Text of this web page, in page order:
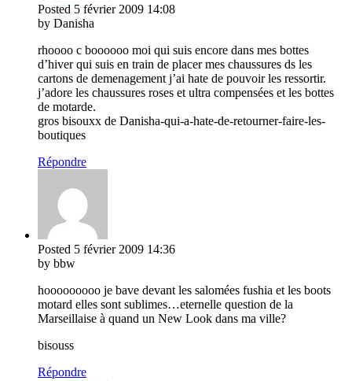
Posted 5 février 2009 14:08
by Danisha
rhoooo c boooooo moi qui suis encore dans mes bottes
d’hiver qui suis en train de placer mes chaussures ds les
cartons de demenagement j’ai hate de pouvoir les ressortir.
j’adore les chaussures roses et ultra compensées et les bottes
de motarde.
gros bisouxx de Danisha-qui-a-hate-de-retourner-faire-les-
boutiques
Répondre
Posted 5 février 2009 14:36
by bbw
hooooooooo je bave devant les salomées fushia et les boots
motard elles sont sublimes…eternelle question de la
Marseillaise à quand un New Look dans ma ville?
bisouss
Répondre